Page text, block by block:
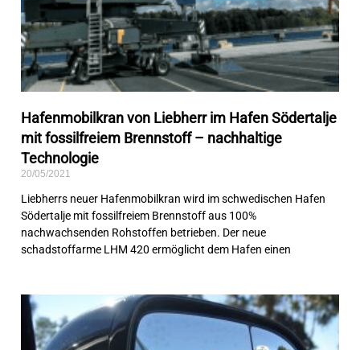
Hafenmobilkran von Liebherr im Hafen Södertalje
mit fossilfreiem Brennstoff – nachhaltige
Technologie
20/05/2021
Liebherrs neuer Hafenmobilkran wird im schwedischen Hafen
Södertalje mit fossilfreiem Brennstoff aus 100%
nachwachsenden Rohstoffen betrieben. Der neue
schadstoffarme LHM 420 ermöglicht dem Hafen einen